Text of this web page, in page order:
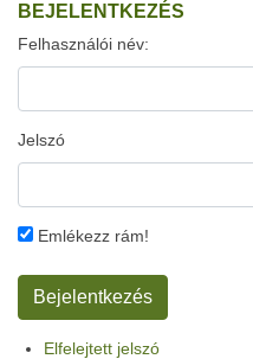
BEJELENTKEZÉS
Felhasználói név:
Jelszó
Emlékezz rám!
Elfelejtett jelszó